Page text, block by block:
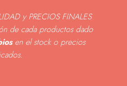
y PRECIOS FINALES
de cada productos dado
en el stock o precios
.